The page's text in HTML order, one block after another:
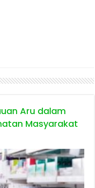
Aru dalam
Masyarakat